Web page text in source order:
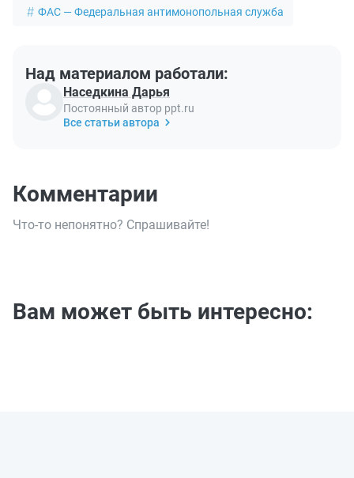
ФАС — Федеральная антимонопольная служба
Над материалом работали:
Наседкина Дарья
Постоянный автор ppt.ru
Все статьи автора
Комментарии
Что-то непонятно? Спрашивайте!
Вам может быть интересно: